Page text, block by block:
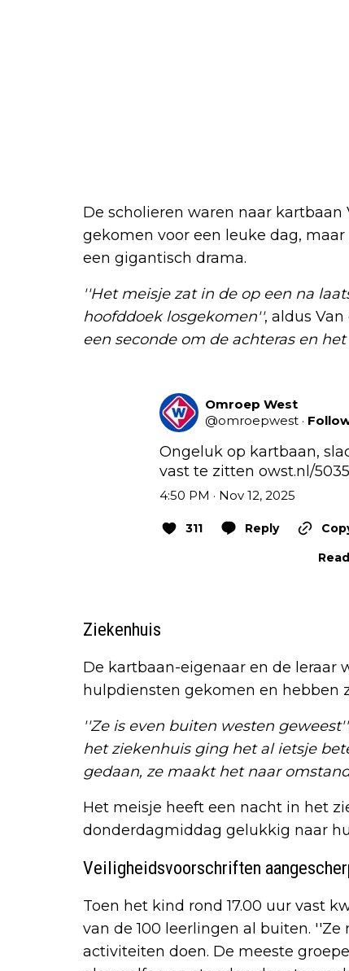
De scholieren waren naar
gekomen voor een leuke dag,
een gigantisch drama.
''Het meisje zat in de op een na
hoofddoek losgekomen'', aldus Van
een seconde om de achteras en
Omroep West
@omroepwest ·
Ongeluk op kartbaan,
vast te zitten owst.nl/
4:50 PM · Nov 12, 2025
311 Reply
Ziekenhuis
De kartbaan-eigenaar en de leraar
hulpdiensten gekomen en hebben
''Ze is even buiten westen geweest''
het ziekenhuis ging het al ietsje
gedaan, ze maakt het naar
Het meisje heeft een nacht in het
donderdagmiddag gelukkig naar
Veiligheidsvoorschriften
Toen het kind rond 17.00 uur vast
van de 100 leerlingen al buiten.
activiteiten doen. De meeste